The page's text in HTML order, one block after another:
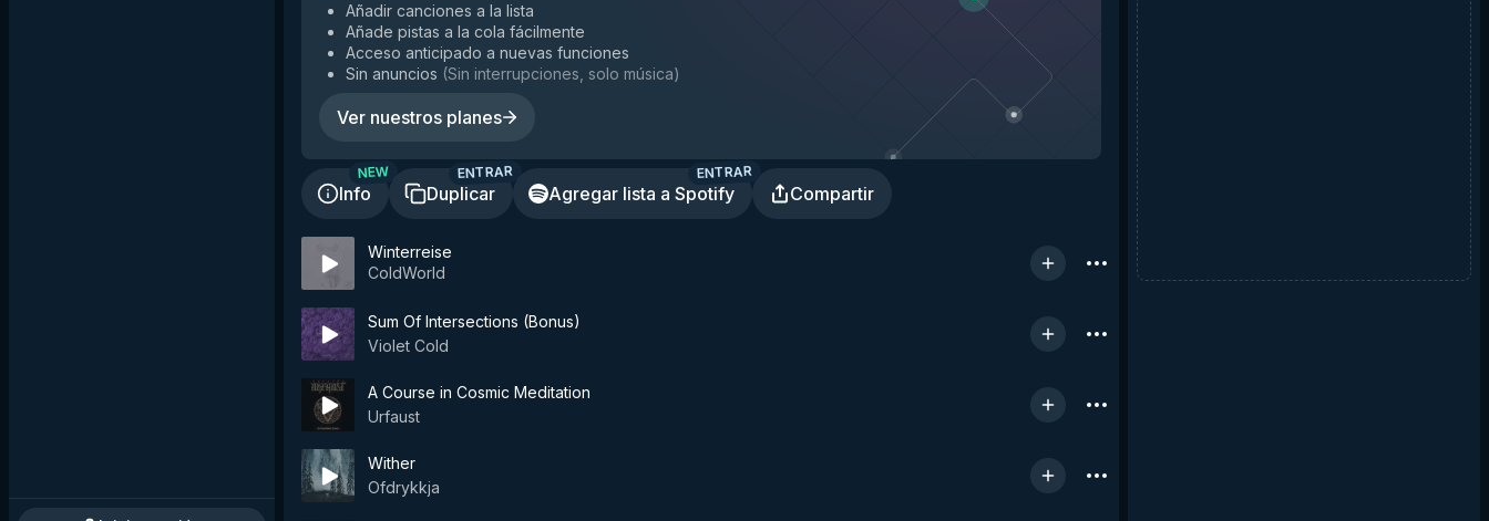
Añadir canciones a la lista
Añade pistas a la cola fácilmente
Acceso anticipado a nuevas funciones
Sin anuncios (Sin interrupciones, solo música)
Ver nuestros planes
Info
NEW
Duplicar
ENTRAR
Agregar lista a Spotify
ENTRAR
Compartir
Winterreise
ColdWorld
Sum Of Intersections (Bonus)
Violet Cold
A Course in Cosmic Meditation
Urfaust
Wither
Ofdrykkja